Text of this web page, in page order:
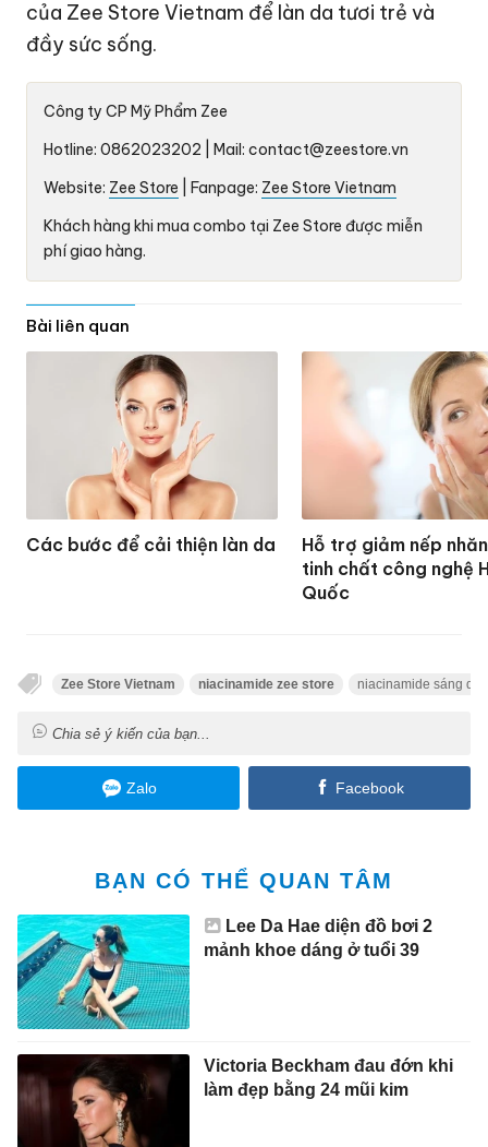
của Zee Store Vietnam để làn da tươi trẻ và
đầy sức sống.
Công ty CP Mỹ Phẩm Zee
Hotline: 0862023202 | Mail: contact@zeestore.vn
Website: Zee Store | Fanpage: Zee Store Vietnam
Khách hàng khi mua combo tại Zee Store được miễn
phí giao hàng.
Bài liên quan
Các bước để cải thiện làn da
Hỗ trợ giảm nếp
tinh chất công nghệ
Quốc
Zee Store Vietnam niacinamide zee store niacinamide sáng da
Chia sẻ ý kiến của bạn...
Zalo Facebook
BẠN CÓ THỂ QUAN TÂM
Lee Da Hae diện đồ bơi 2
mảnh khoe dáng ở tuổi 39
Victoria Beckham đau đớn khi
làm đẹp bằng 24 mũi kim